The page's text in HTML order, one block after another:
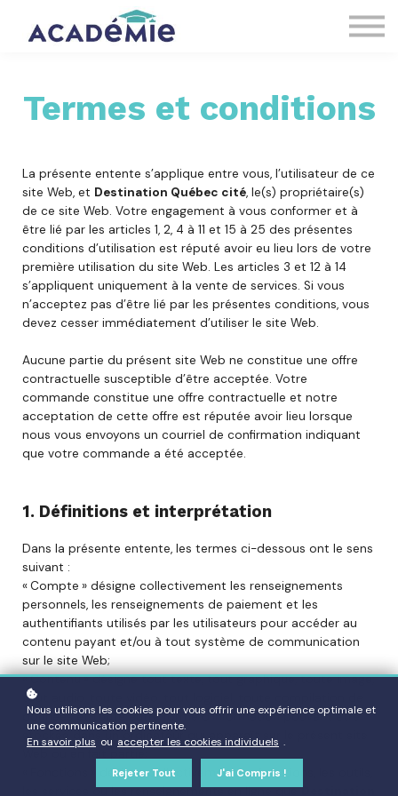
Termes et conditions
La présente entente s’applique entre vous, l’utilisateur de ce
site Web, et Destination Québec cité, le(s) propriétaire(s)
de ce site Web. Votre engagement à vous conformer et à
être lié par les articles 1, 2, 4 à 11 et 15 à 25 des présentes
conditions d’utilisation est réputé avoir eu lieu lors de votre
première utilisation du site Web. Les articles 3 et 12 à 14
s’appliquent uniquement à la vente de services. Si vous
n’acceptez pas d’être lié par les présentes conditions, vous
devez cesser immédiatement d’utiliser le site Web.
Aucune partie du présent site Web ne constitue une offre
contractuelle susceptible d’être acceptée. Votre
commande constitue une offre contractuelle et notre
acceptation de cette offre est réputée avoir lieu lorsque
nous vous envoyons un courriel de confirmation indiquant
que votre commande a été acceptée.
1. Définitions et interprétation
Dans la présente entente, les termes ci-dessous ont le sens
suivant :
« Compte » désigne collectivement les renseignements
personnels, les renseignements de paiement et les
authentifiants utilisés par les utilisateurs pour accéder au
contenu payant et/ou à tout système de communication
sur le site Web;
« Contenu » désigne tout texte, tout graphique, toute image,
tout audio, toute vidéo, tout logiciel, toute compilation de
données et toute autre forme d’information pouvant être
stockée dans un ordinateur qui apparaît sur le présent site
« Fonctions » désigne collectivement les fonctions, les outils,
les services ou les renseignements en ligne queDestination
Nous utilisons les cookies pour vous offrir une expérience optimale et
une communication pertinente.
En savoir plus ou accepter les cookies individuels .
Rejeter Tout J'ai Compris !